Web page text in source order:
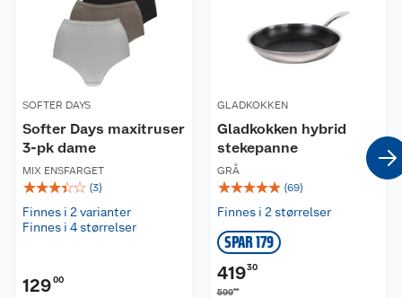
SOFTER DAYS
Softer Days maxitruser
3-pk dame
MIX ENSFARGET
☆☆☆☆☆ (3)
Finnes i 2 varianter
Finnes i 4 størrelser
12900
GLADKOKKEN
Gladkokken hybrid
stekepanne
GRÅ
☆☆☆☆☆ (69)
Finnes i 2 størrelser
SPAR 179
41930
59900